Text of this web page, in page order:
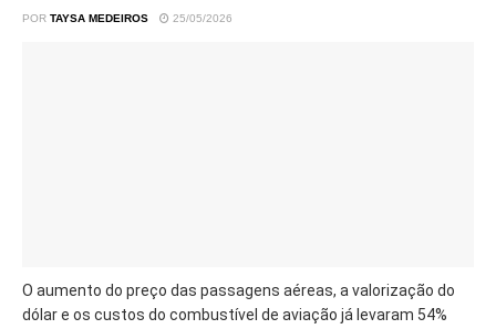
POR TAYSA MEDEIROS 25/05/2026
O aumento do preço das passagens aéreas, a valorização do
dólar e os custos do combustível de aviação já levaram 54%